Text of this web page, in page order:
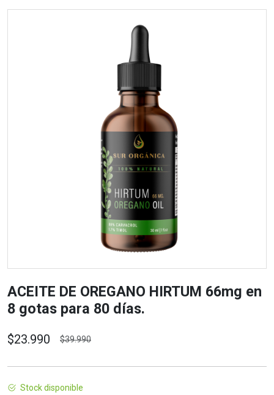
ACEITE DE OREGANO HIRTUM 66mg en
8 gotas para 80 días.
$23.990 $39.990
Stock disponible